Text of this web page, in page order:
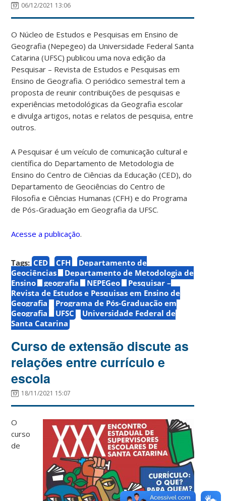
06/12/2021 13:06
O Núcleo de Estudos e Pesquisas em Ensino de
Geografia (Nepegeo) da Universidade Federal Santa
Catarina (UFSC) publicou uma nova edição da
Pesquisar – Revista de Estudos e Pesquisas em
Ensino de Geografia. O periódico semestral tem a
proposta de reunir contribuições de pesquisas e
experiências metodológicas da Geografia escolar
e divulga artigos, notas e relatos de pesquisa, entre
outros.
A Pesquisar é um veículo de comunicação cultural e
científica do Departamento de Metodologia de
Ensino do Centro de Ciências da Educação (CED), do
Departamento de Geociências do Centro de
Filosofia e Ciências Humanas (CFH) e do Programa
de Pós-Graduação em Geografia da UFSC.
Acesse a publicação.
Tags: CED CFH
Departamento de
Geociências
Departamento de Metodologia de
Ensino
geografia NEPEGeo
Pesquisar –
Revista de Estudos e Pesquisas em Ensino de
Geografia
Programa de Pós-Graduação em
Geografia
UFSC
Universidade Federal de
Santa Catarina
Curso de extensão discute as
relações entre currículo e
escola
18/11/2021 15:07
O
curso
de